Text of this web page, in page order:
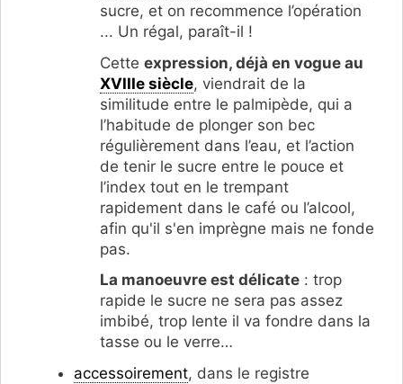
sucre, et on recommence l’opération
... Un régal, paraît-il !
Cette expression, déjà en vogue au
XVIIIe siècle, viendrait de la
similitude entre le palmipède, qui a
l’habitude de plonger son bec
régulièrement dans l’eau, et l’action
de tenir le sucre entre le pouce et
l’index tout en le trempant
rapidement dans le café ou l’alcool,
afin qu'il s'en imprègne mais ne fonde
pas.
La manoeuvre est délicate : trop
rapide le sucre ne sera pas assez
imbibé, trop lente il va fondre dans la
tasse ou le verre…
accessoirement, dans le registre